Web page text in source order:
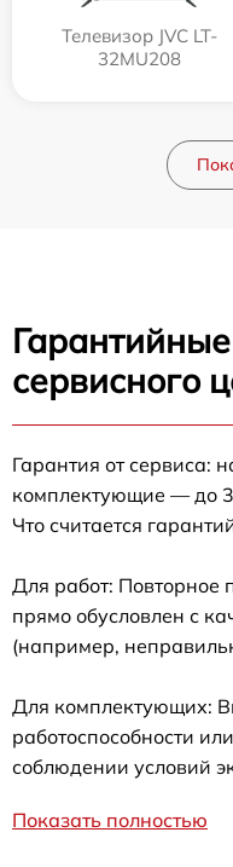
Телевизор JVC LT-
32MU208
сервисного
Гарантия от сервиса:
комплектующие — до
Что считается
Для работ: Повторное
прямо обусловлен с
(например,
Для комплектующих:
работоспособности
соблюдении условий
Показать полностью